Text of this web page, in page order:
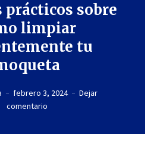
prácticos sobre
limpiar
tu
febrero 3, 2024
Dejar
comentario